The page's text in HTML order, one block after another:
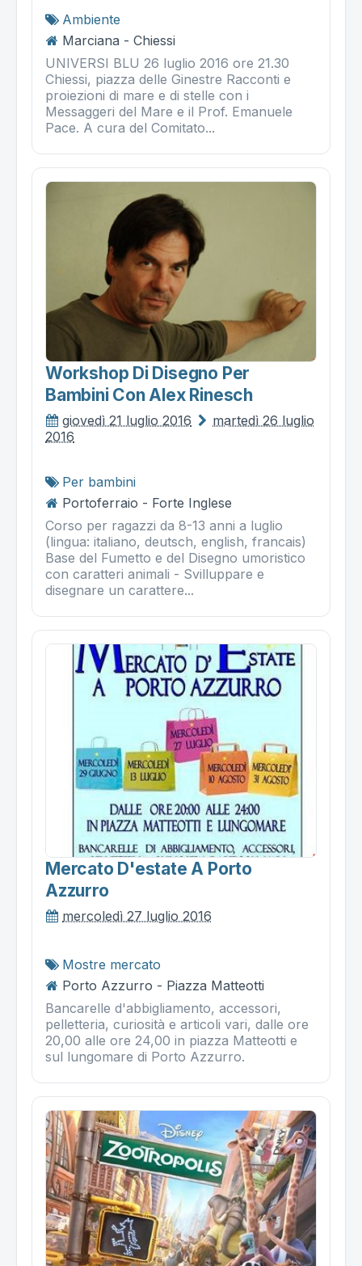
Ambiente
Marciana - Chiessi
UNIVERSI BLU 26 luglio 2016 ore 21.30
Chiessi, piazza delle Ginestre Racconti e
proiezioni di mare e di stelle con i
Messaggeri del Mare e il Prof. Emanuele
Pace. A cura del Comitato...
Workshop Di Disegno Per
Bambini Con Alex Rinesch
giovedì 21 luglio 2016
martedì 26 luglio
2016
Per bambini
Portoferraio - Forte Inglese
Corso per ragazzi da 8-13 anni a luglio
(lingua: italiano, deutsch, english, francais)
Base del Fumetto e del Disegno umoristico
con caratteri animali - Svilluppare e
disegnare un carattere...
Mercato D'estate A Porto
Azzurro
mercoledì 27 luglio 2016
Mostre mercato
Porto Azzurro - Piazza Matteotti
Bancarelle d'abbigliamento, accessori,
pelletteria, curiosità e articoli vari, dalle ore
20,00 alle ore 24,00 in piazza Matteotti e
sul lungomare di Porto Azzurro.